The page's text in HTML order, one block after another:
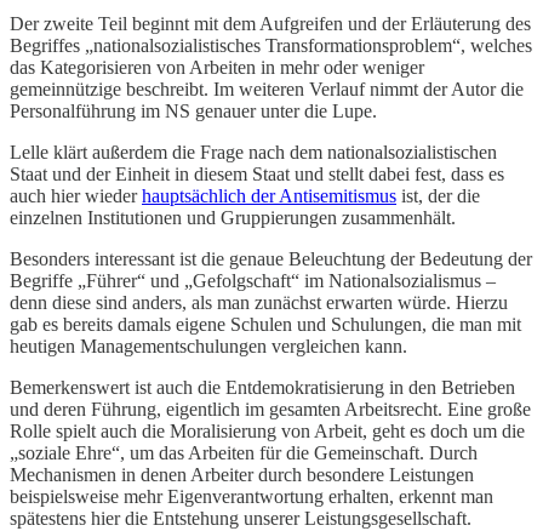
Der zweite Teil beginnt mit dem Aufgreifen und der Erläuterung des
Begriffes „nationalsozialistisches Transformationsproblem“, welches
das Kategorisieren von Arbeiten in mehr oder weniger
gemeinnützige beschreibt. Im weiteren Verlauf nimmt der Autor die
Personalführung im NS genauer unter die Lupe.
Lelle klärt außerdem die Frage nach dem nationalsozialistischen
Staat und der Einheit in diesem Staat und stellt dabei fest, dass es
auch hier wiederhauptsächlich der Antisemitismus ist, der die
einzelnen Institutionen und Gruppierungen zusammenhält.
Besonders interessant ist die genaue Beleuchtung der Bedeutung der
Begriffe „Führer“ und „Gefolgschaft“ im Nationalsozialismus –
denn diese sind anders, als man zunächst erwarten würde. Hierzu
gab es bereits damals eigene Schulen und Schulungen, die man mit
heutigen Managementschulungen vergleichen kann.
Bemerkenswert ist auch die Entdemokratisierung in den Betrieben
und deren Führung, eigentlich im gesamten Arbeitsrecht. Eine große
Rolle spielt auch die Moralisierung von Arbeit, geht es doch um die
„soziale Ehre“, um das Arbeiten für die Gemeinschaft. Durch
Mechanismen in denen Arbeiter durch besondere Leistungen
beispielsweise mehr Eigenverantwortung erhalten, erkennt man
spätestens hier die Entstehung unserer Leistungsgesellschaft.